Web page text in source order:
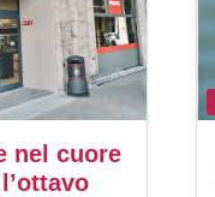
nel cuore